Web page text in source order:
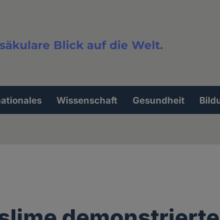
Blick auf die Welt.
Wissenschaft Gesundheit